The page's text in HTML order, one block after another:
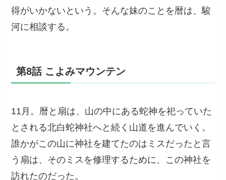
得がいかないという。そんな妹のことを暦は、駿
河に相談する。
第8話 こよみマウンテン
11月。暦と扇は、山の中にある蛇神を祀っていた
とされる北白蛇神社へと続く山道を進んでいく。
誰かがこの山に神社を建てたのはミスだったと言
う扇は、そのミスを修理するために、この神社を
訪れたのだった。